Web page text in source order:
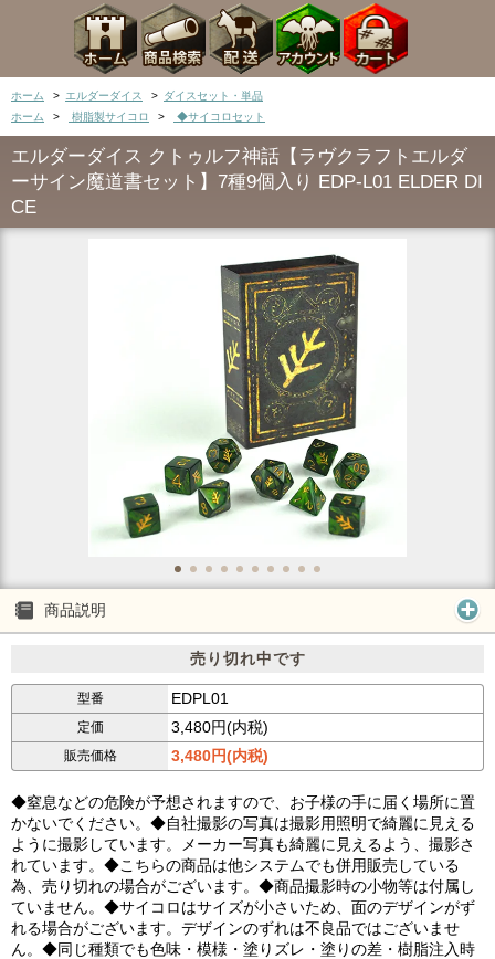
ホーム > エルダーダイス > ダイスセット・単品
ホーム
> 樹脂製サイコロ > ◆サイコロセット
エルダーダイス クトゥルフ神話【ラヴクラフトエルダ
ーサイン魔道書セット】7種9個入り EDP-L01 ELDER DI
CE
商品説明
売り切れ中です
型番 EDPL01
定価 3,480円(内税)
販売価格 3,480円(内税)
◆窒息などの危険が予想されますので、お子様の手に届く場所に置
かないでください。◆自社撮影の写真は撮影用照明で綺麗に見える
ように撮影しています。メーカー写真も綺麗に見えるよう、撮影さ
れています。◆こちらの商品は他システムでも併用販売している
為、売り切れの場合がございます。◆商品撮影時の小物等は付属し
ていません。◆サイコロはサイズが小さいため、面のデザインがず
れる場合がございます。デザインのずれは不良品ではございませ
ん。◆同じ種類でも色味・模様・塗りズレ・塗りの差・樹脂注入時